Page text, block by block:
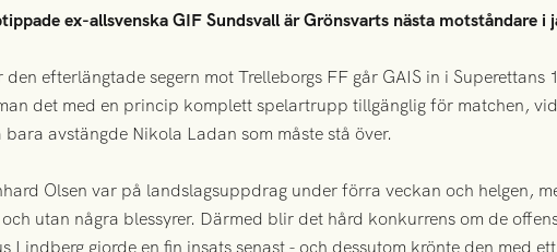
ex-allsvenska GIF Sundsvall är Grönsvarts nästa motståndare
den efterlängtade segern mot Trelleborgs FF går GAIS in i
det med en princip komplett spelartrupp tillgänglig för matchen,
bara avstängde Nikola Ladan som måste stå över.
Olsen var på landslagsuppdrag under förra veckan och helgen,
utan några blessyrer. Därmed blir det hård konkurrens om de